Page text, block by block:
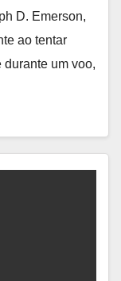
D. Emerson,
ao tentar
um voo,